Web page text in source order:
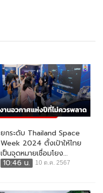
ยกระดับ Thailand Space
Week 2024 ตั้งเป้าให้ไทย
เป็นจุดหมายเชื่อมโยง...
10:46 น.
10 ต.ค. 2567